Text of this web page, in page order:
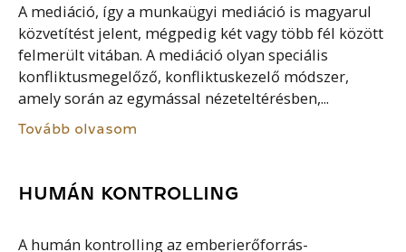
A mediáció, így a munkaügyi mediáció is magyarul
közvetítést jelent, mégpedig két vagy több fél között
felmerült vitában. A mediáció olyan speciális
konfliktusmegelőző, konfliktuskezelő módszer,
amely során az egymással nézeteltérésben,...
Tovább olvasom
HUMÁN KONTROLLING
A humán kontrolling az emberierőforrás-